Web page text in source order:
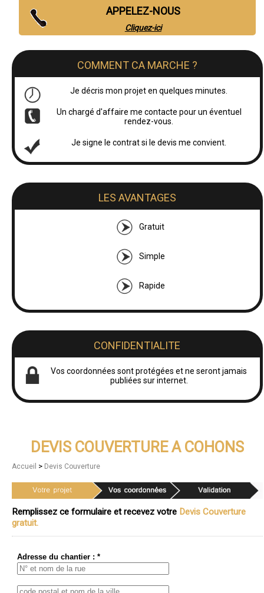
APPELEZ-NOUS
Cliquez-ici
COMMENT CA MARCHE ?
Je décris mon projet en quelques minutes.
Un chargé d'affaire me contacte pour un éventuel
rendez-vous.
Je signe le contrat si le devis me convient.
LES AVANTAGES
Gratuit
Simple
Rapide
CONFIDENTIALITE
Vos coordonnées sont protégées et ne seront jamais
publiées sur internet.
DEVIS COUVERTURE A COHONS
Accueil > Devis Couverture
Remplissez ce formulaire et recevez votre Devis Couverture
gratuit.
Adresse du chantier : *